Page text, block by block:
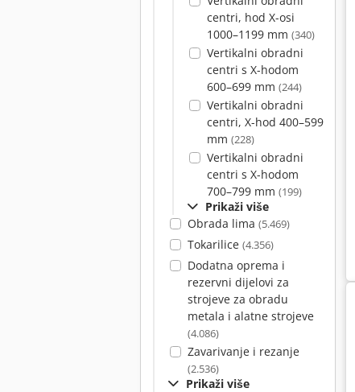
centri, hod X-osi
1000–1199 mm (340)
Vertikalni obradni
centri s X-hodom
600–699 mm (244)
Vertikalni obradni
centri, X-hod 400–599
mm (228)
Vertikalni obradni
centri s X-hodom
700–799 mm (199)
Prikaži više
Obrada lima (5.469)
Tokarilice (4.356)
Dodatna oprema i
rezervni dijelovi za
strojeve za obradu
metala i alatne strojeve
(4.086)
Zavarivanje i rezanje
(2.536)
Prikaži više